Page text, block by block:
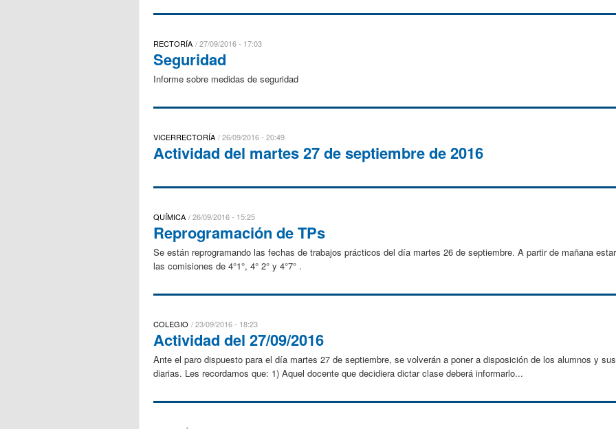
RECTORÍA 27/09/2016 - 17:03
Seguridad
Informe sobre medidas de seguridad
VICERRECTORÍA 26/09/2016 - 20:49
Actividad del martes 27 de septiembre de 2016
QUÍMICA 26/09/2016 - 15:25
Reprogramación de TPs
Se están reprogramando las fechas de trabajos prácticos del día martes 26 de septiembre. A partir de mañana
las comisiones de 4°1°, 4° 2° y 4°7° .
COLEGIO 23/09/2016 - 18:23
Actividad del 27/09/2016
Ante el paro dispuesto para el día martes 27 de septiembre, se volverán a poner a disposición de los alumnos y
diarias. Les recordamos que: 1) Aquel docente que decidiera dictar clase deberá informarlo...